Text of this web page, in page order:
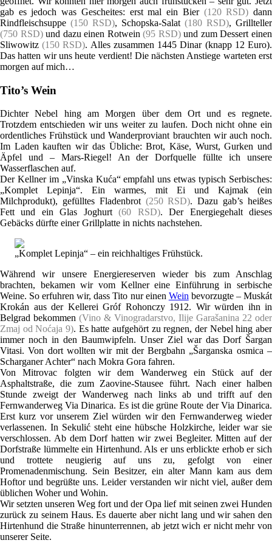
gab es jedoch was Gescheites: erst mal ein Bier (120 RSD) dann
Rindfleischsuppe (150 RSD), Schopska-Salat (180 RSD), Grillteller
(750 RSD)und dazu einen Rotwein(95 RSD)und zum Dessert einen
Sliwowitz(150 RSD). Alles zusammen 1445 Dinar (knapp 12 Euro).
Das hatten wir uns heute verdient! Die nächsten Anstiege warteten erst
morgen auf mich…
Tito’s Wein
Dichter Nebel hing am Morgen über dem Ort und es regnete.
Trotzdem entschieden wir uns weiter zu laufen. Doch nicht ohne ein
ordentliches Frühstück und Wanderproviant brauchten wir auch noch.
Im Laden kauften wir das Übliche: Brot, Käse, Wurst, Gurken und
Äpfel und – Mars-Riegel! An der Dorfquelle füllte ich unsere
Wasserflaschen auf.
Der Kellner im „Vinska Kuća“ empfahl uns etwas typisch Serbisches:
„Komplet Lepinja“. Ein warmes, mit Ei und Kajmak (ein
Milchprodukt), gefülltes Fladenbrot (250 RSD). Dazu gab’s heißes
Fett und ein Glas Joghurt(60 RSD). Der Energiegehalt dieses
Gebäcks dürfte einer Grillplatte in nichts nachstehen.
„Komplet Lepinja“ – ein reichhaltiges Frühstück.
Während wir unsere Energiereserven wieder bis zum Anschlag
brachten, bekamen wir vom Kellner eine Einführung in serbische
Weine. So erfuhren wir, dass Tito nur einen Weinbevorzugte – Muskát
Krokán aus der Kellerei Gróf Rohonczy 1912. Wir würden ihn in
Belgrad bekommen (Vino & Vinogradarstvo, Ilije Garašanina 22 oder
Zmaj od Noćaja 9). Es hatte aufgehört zu regnen, der Nebel hing aber
immer noch in den Baumwipfeln. Unser Ziel war das Dorf Šargan
Vitasi. Von dort wollten wir mit der Bergbahn „Šarganska osmica –
Scharganer Achter“ nach Mokra Gora fahren.
Von Mitrovac folgten wir dem Wanderweg ein Stück auf der
Asphaltstraße, die zum Zaovine-Stausee führt. Nach einer halben
Stunde zweigt der Wanderweg nach links ab und trifft auf den
Fernwanderweg Via Dinarica. Es ist die grüne Route der Via Dinarica.
Erst kurz vor unserem Ziel würden wir den Fernwanderweg wieder
verlassenen. In Sekulić steht eine hübsche Holzkirche, leider war sie
verschlossen. Ab dem Dorf hatten wir zwei Begleiter. Mitten auf der
Dorfstraße lümmelte ein Hirtenhund. Als er uns erblickte erhob er sich
und trottete neugierig auf uns zu, gefolgt von einer
Promenadenmischung. Sein Besitzer, ein alter Mann kam aus dem
Hoftor und begrüßte uns. Leider verstanden wir nicht viel, außer dem
üblichen Woher und Wohin.
Wir setzten unseren Weg fort und der Opa lief mit seinen zwei Hunden
zurück zu seinem Haus. Es dauerte aber nicht lang und wir sahen den
Hirtenhund die Straße hinunterrennen, ab jetzt wich er nicht mehr von
unserer Seite.